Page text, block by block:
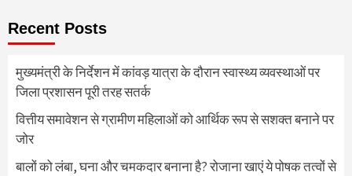
Recent Posts
मुख्यमंत्री के निर्देशन में कांवड़ यात्रा के दौरान स्वास्थ्य व्यवस्थाओं पर
जिला प्रशासन पूरी तरह सतर्क
वित्तीय समावेशन से ग्रामीण महिलाओं को आर्थिक रूप से सशक्त बनाने पर
जोर
बालों को लंबा, घना और चमकदार बनाना है? रोजाना खाएं ये पोषक तत्वों से